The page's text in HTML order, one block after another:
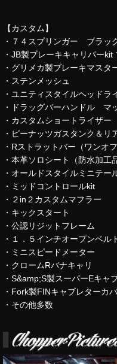
【カスタム】
・７４スプリンガー ブラッ
・JB製ブレーキキャリパーkit
・グリメカ製ブレーキマスタ
・ステンメッシュ
・ユニティスタイルヘッド
・ドラッグバーハンドル マ
・カスタムショートライザ
・ピーナッツガスタンク＆リ
・Rストラットバー（ワンオフ
・本革ソロシート（防水加工
・オールドスタイルミニテー
・ミッドコントロールkit
・２in２カスタムマフラー
・キックスタート
・公認リジットフレーム
・１．５インチオープンベル
・ミニスピードメーター
・クロームRバナキャリ
・S&amp;S製スーパーEキャ
・Fork製FINキャブレターカ
・その他多数